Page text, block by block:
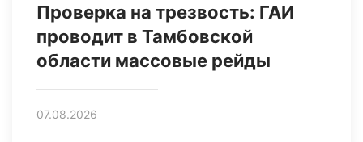
Проверка на трезвость: ГАИ
проводит в Тамбовской
области массовые рейды
07.08.2026